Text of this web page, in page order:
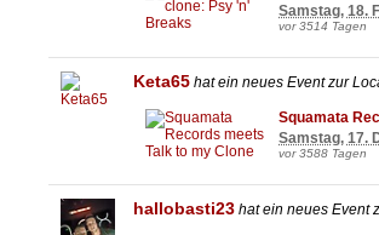
Samstag, 18.
vor 3514 Tagen
Keta65 hat ein neues Event zur
Squamata
Samstag, 17.
vor 3588 Tagen
hallobasti23 hat ein neues Event